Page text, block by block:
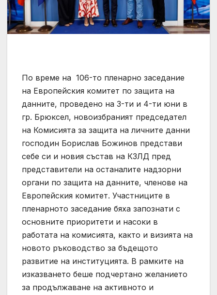
По време на 106-то пленарно заседание
на Европейския комитет по защита на
данните, проведено на 3-ти и 4-ти юни в
гр. Брюксел, новоизбраният председател
на Комисията за защита на личните данни
господин Борислав Божинов представи
себе си и новия състав на КЗЛД пред
представители на останалите надзорни
органи по защита на данните, членове на
Европейския комитет. Участниците в
пленарното заседание бяха запознати с
основните приоритети и насоки в
работата на комисията, както и визията на
новото ръководство за бъдещото
развитие на институцията. В рамките на
изказването беше подчертано желанието
за продължаване на активното и